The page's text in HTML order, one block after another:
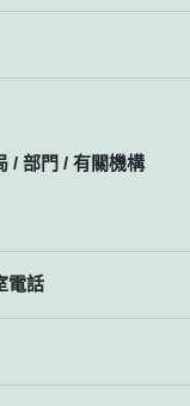
/ 部門 / 有關機構
電話